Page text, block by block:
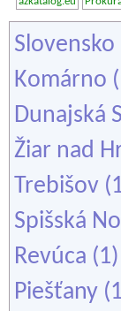
Slovensko
Komárno
Dunajská
Žiar nad
Trebišov
Spišská
Revúca (1)
Piešťany